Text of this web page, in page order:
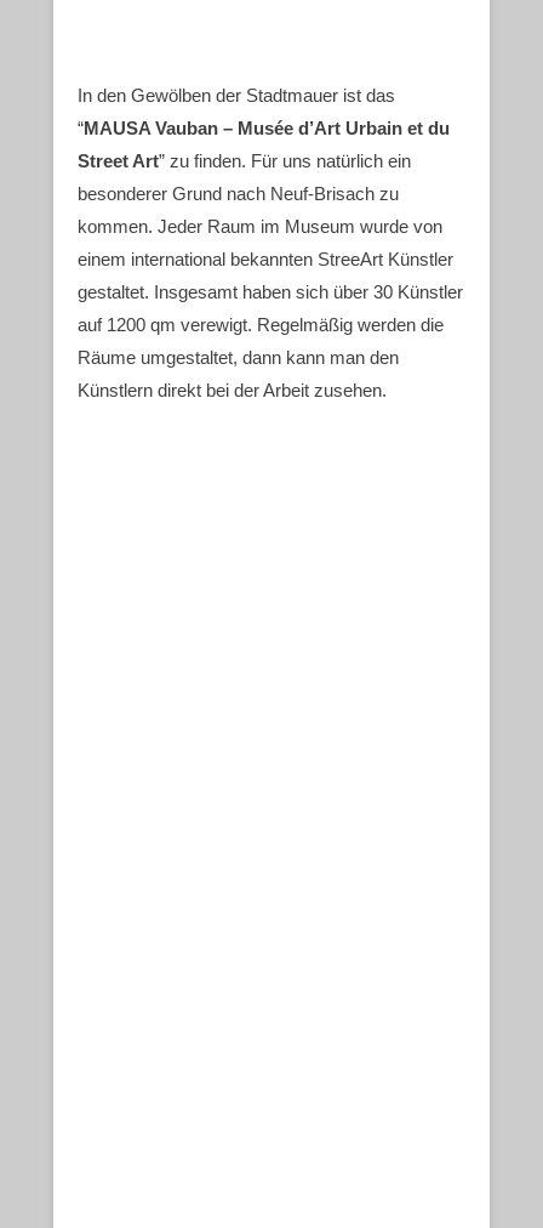
In den Gewölben der Stadtmauer ist das
“MAUSA Vauban – Musée d’Art Urbain et du
Street Art” zu finden. Für uns natürlich ein
besonderer Grund nach Neuf-Brisach zu
kommen. Jeder Raum im Museum wurde von
einem international bekannten StreeArt Künstler
gestaltet. Insgesamt haben sich über 30 Künstler
auf 1200 qm verewigt. Regelmäßig werden die
Räume umgestaltet, dann kann man den
Künstlern direkt bei der Arbeit zusehen.